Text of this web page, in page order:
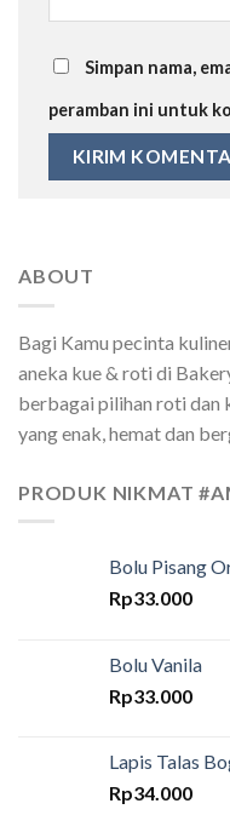
Simpan nama,
peramban ini untuk
ABOUT
Bagi Kamu pecinta
aneka kue & roti di
berbagai pilihan roti dan
yang enak, hemat dan
PRODUK NIKMAT
Bolu Pisang
Rp33.000
Bolu Vanila
Rp33.000
Lapis Talas
Rp34.000